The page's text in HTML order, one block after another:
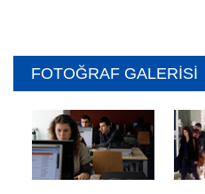
FOTOĞRAF GALERİSİ